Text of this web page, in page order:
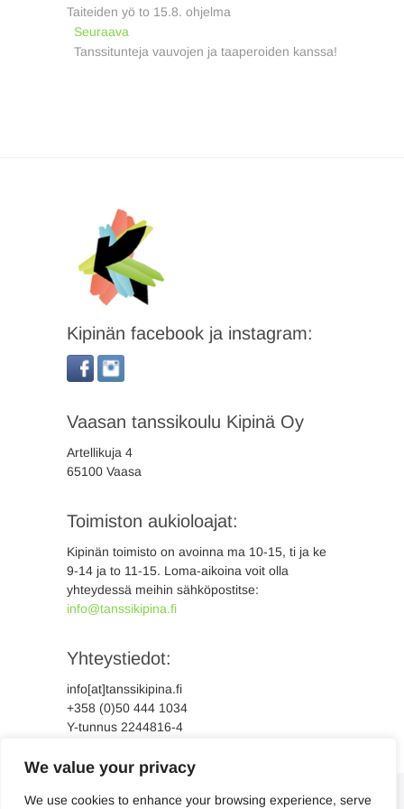
We value your privacy
We use cookies to enhance your browsing experience, serve
selauspost:
Taiteiden yö to 15.8. ohjelma
Seuraava
post:
Tanssitunteja vauvojen ja taaperoiden kanssa!
Kipinän facebook ja instagram:
Vaasan tanssikoulu Kipinä Oy
Artellikuja 4
65100 Vaasa
Toimiston aukioloajat:
Kipinän toimisto on avoinna ma 10-15, ti ja ke
9-14 ja to 11-15. Loma-aikoina voit olla
yhteydessä meihin sähköpostitse:
info@tanssikipina.fi
Yhteystiedot:
info[at]tanssikipina.fi
+358 (0)50 444 1034
Y-tunnus 2244816-4